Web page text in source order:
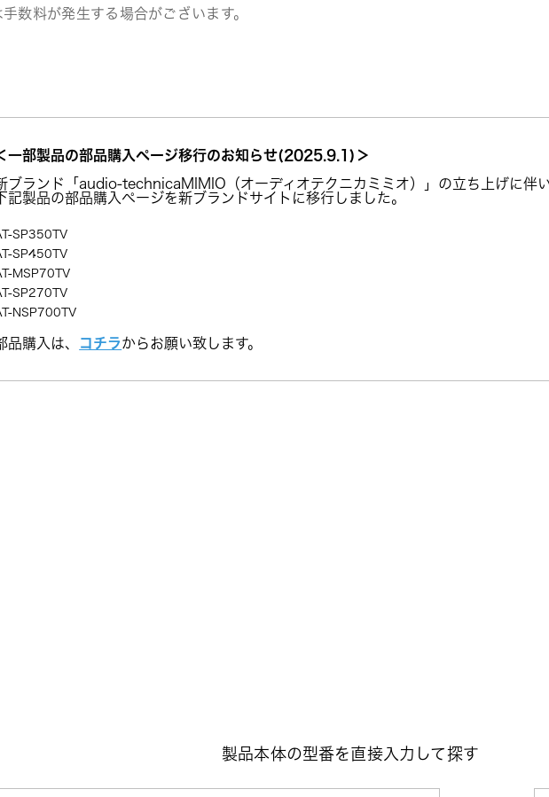
数料が発生する場合がございます。
一部製品の部品購入ページ移行のお知らせ(2025.9.1)＞
ブランド「audio-technicaMIMIO（オーディオテクニカミミオ）」の立ち上げに伴
記製品の部品購入ページを新ブランドサイトに移行しました。
SP350TV
SP450TV
MSP70TV
SP270TV
NSP700TV
品購入は、 コチラからお願い致します。
製品本体の型番を直接入力して探す